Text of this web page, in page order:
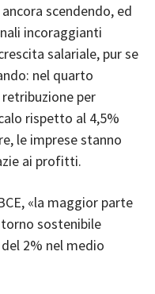
scendendo, ed
incoraggianti
salariale, pur se
nel quarto
per
rispetto al 4,5%
le imprese stanno
ai profitti.
«la maggior parte
sostenibile
2% nel medio